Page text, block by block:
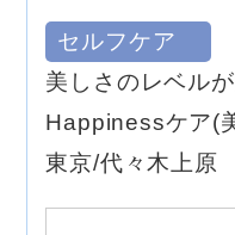
セルフケア
美しさのレベル
Happinessケア
東京/代々木上原